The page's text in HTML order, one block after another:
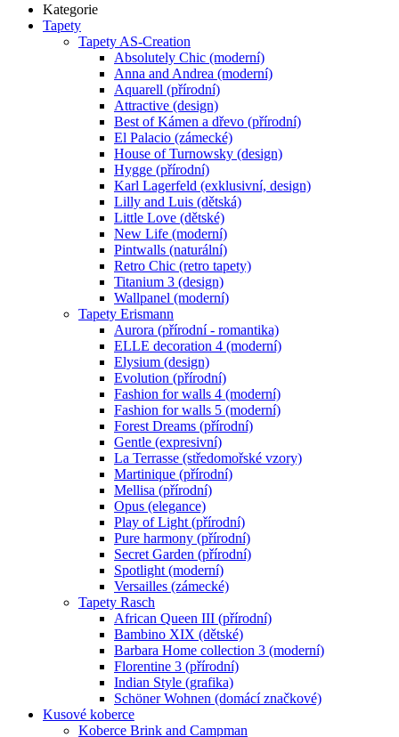
Kategorie
Tapety
Tapety AS-Creation
Absolutely Chic (moderní)
Anna and Andrea (moderní)
Aquarell (přírodní)
Attractive (design)
Best of Kámen a dřevo (přírodní)
El Palacio (zámecké)
House of Turnowsky (design)
Hygge (přírodní)
Karl Lagerfeld (exklusivní, design)
Lilly and Luis (dětská)
Little Love (dětské)
New Life (moderní)
Pintwalls (naturální)
Retro Chic (retro tapety)
Titanium 3 (design)
Wallpanel (moderní)
Tapety Erismann
Aurora (přírodní - romantika)
ELLE decoration 4 (moderní)
Elysium (design)
Evolution (přírodní)
Fashion for walls 4 (moderní)
Fashion for walls 5 (moderní)
Forest Dreams (přírodní)
Gentle (expresivní)
La Terrasse (středomořské vzory)
Martinique (přírodní)
Mellisa (přírodní)
Opus (elegance)
Play of Light (přírodní)
Pure harmony (přírodní)
Secret Garden (přírodní)
Spotlight (moderní)
Versailles (zámecké)
Tapety Rasch
African Queen III (přírodní)
Bambino XIX (dětské)
Barbara Home collection 3 (moderní)
Florentine 3 (přírodní)
Indian Style (grafika)
Schöner Wohnen (domácí značkové)
Kusové koberce
Koberce Brink and Campman